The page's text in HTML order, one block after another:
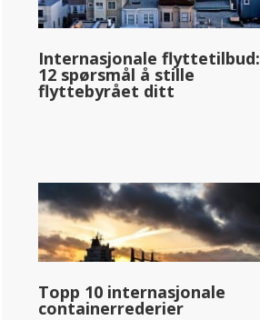
Internasjonale flyttetilbud:
12 spørsmål å stille
flyttebyrået ditt
Topp 10 internasjonale
containerrederier